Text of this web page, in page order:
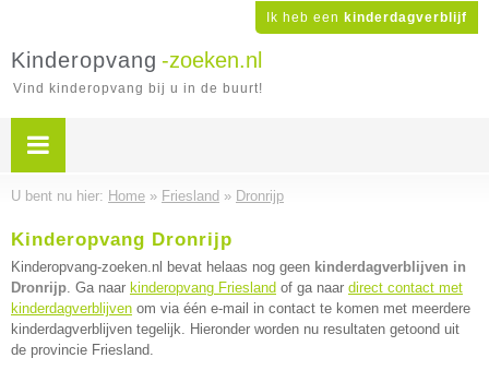
Ik heb een kinderdagverblijf
Kinderopvang -zoeken.nl
Vind kinderopvang bij u in de buurt!
U bent nu hier: Home » Friesland » Dronrijp
Kinderopvang Dronrijp
Kinderopvang-zoeken.nl bevat helaas nog geen kinderdagverblijven in
Dronrijp. Ga naar kinderopvang Friesland of ga naar direct contact met
kinderdagverblijven om via één e-mail in contact te komen met meerdere
kinderdagverblijven tegelijk. Hieronder worden nu resultaten getoond uit
de provincie Friesland.